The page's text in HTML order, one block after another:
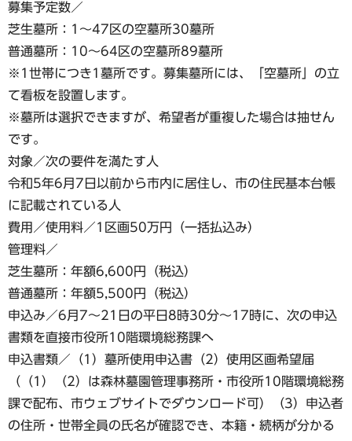
募集予定数／
芝生墓所：1〜47区の空墓所30墓所
普通墓所：10〜64区の空墓所89墓所
※1世帯につき1墓所です。募集墓所には、「空墓所」の立
て看板を設置します。
※墓所は選択できますが、希望者が重複した場合は抽せん
です。
対象／次の要件を満たす人
令和5年6月7日以前から市内に居住し、市の住民基本台帳
に記載されている人
費用／使用料／1区画50万円（一括払込み）
管理料／
芝生墓所：年額6,600円（税込）
普通墓所：年額5,500円（税込）
申込み／6月7～21日の平日8時30分〜17時に、次の申込
書類を直接市役所10階環境総務課へ
申込書類／（1）墓所使用申込書（2）使用区画希望届
（（1）（2）は森林墓園管理事務所・市役所10階環境総務
課で配布、市ウェブサイトでダウンロード可）（3）申込者
の住所・世帯全員の氏名が確認でき、本籍・続柄が分かる